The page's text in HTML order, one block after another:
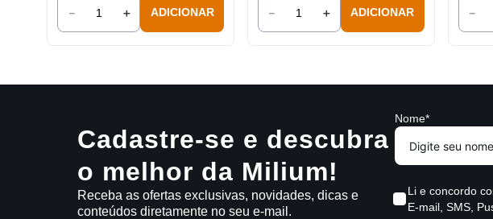
＋
－ ADICIONAR ＋
－ ADICIONAR －
Cadastre-se e descubra
o melhor da Milium!
Receba as ofertas exclusivas, novidades, dicas e
conteúdos diretamente no seu e-mail.
Nome*
Li e concordo
E-mail, SMS,